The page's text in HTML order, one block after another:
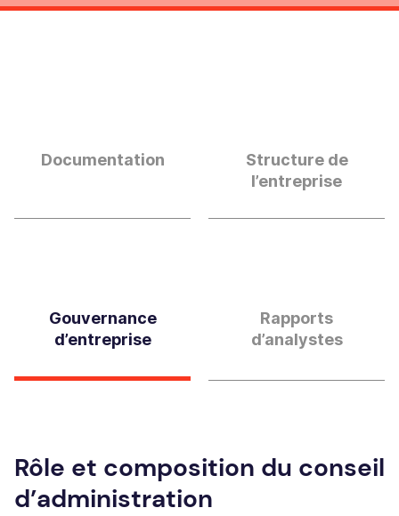
Documentation
Structure de
l’entreprise
Gouvernance
d’entreprise
Rapports
d’analystes
Rôle et composition du conseil
d’administration